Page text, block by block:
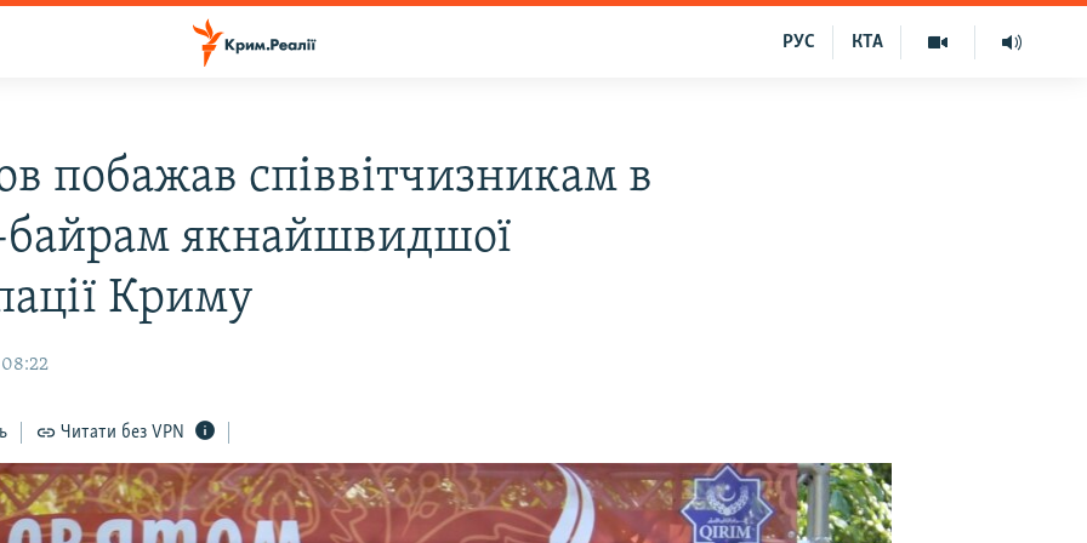
КТА
РУС
побажав співвітчизникам в
байрам якнайшвидшої
Криму
Читати без VPN